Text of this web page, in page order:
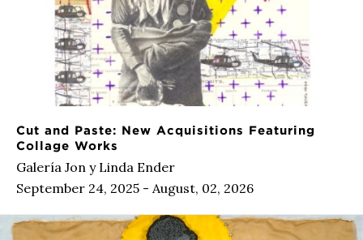
Cut and Paste: New Acquisitions Featuring
Collage Works
Galería Jon y Linda Ender
September 24, 2025 - August, 02, 2026